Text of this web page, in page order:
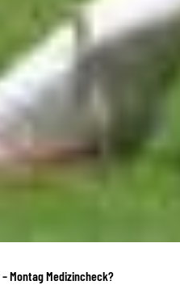
Montag Medizincheck?